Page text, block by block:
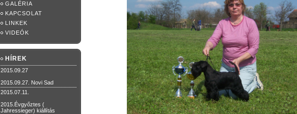
GALÉRIA
KAPCSOLAT
LINKEK
VIDEÓK
HÍREK
2015.09.27
2015.09.27. Novi Sad
2015.07.11.
2015.Évgyőztes (
Jahressieger) kiállítás